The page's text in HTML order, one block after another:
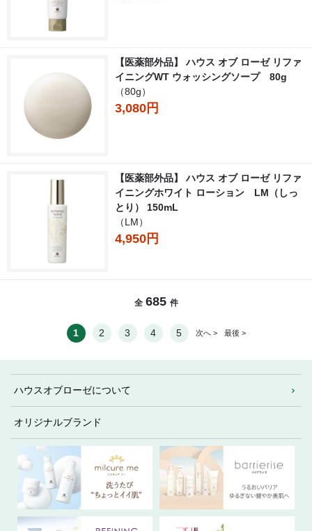
【医薬部外品】 ハウス オブ ローゼ リファ
イニングWT ウォッシングソープ 80g
（80g）
3,080円
【医薬部外品】 ハウス オブ ローゼ リファ
イニングホワイト ローション LM（しっ
とり） 150mL
（LM）
4,950円
全 685 件
1 2 3 4 5 次へ > 最後 >
ハウスオブローゼについて
オリジナルブランド